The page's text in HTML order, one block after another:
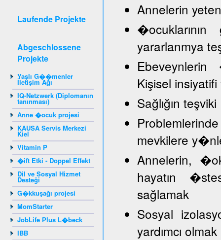
Laufende Projekte
Abgeschlossene
Projekte
Yaşlı G��menler
İletişim Ağı
IQ-Netzwerk (Diplomanın
tanınması)
Anne �ocuk projesi
KAUSA Servis Merkezi
Kiel
Vitamin P
�ift Etki - Doppel Effekt
Dil ve Sosyal Hizmet
Desteği
G�kkuşağı projesi
MomStarter
JobLife Plus L�beck
IBB
Annelerin
yararlanmya
Kişisel
Sağlığın teşviki
mevkilere
Annelerin,
hayatın
sağlamak
Sosyal
yardımcı olmak